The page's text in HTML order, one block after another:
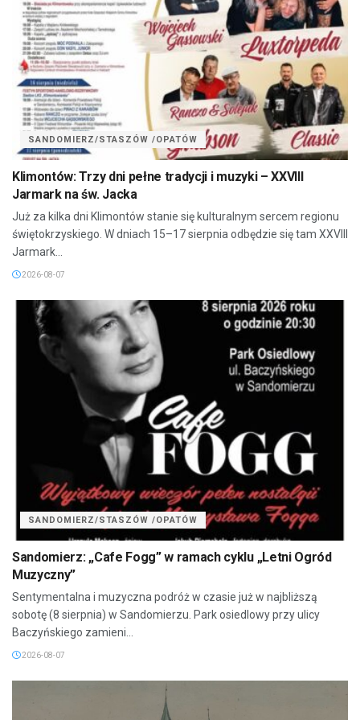
SANDOMIERZ/STASZÓW /OPATÓW
Klimontów: Trzy dni pełne tradycji i muzyki – XXVIII
Jarmark na św. Jacka
Już za kilka dni Klimontów stanie się kulturalnym sercem regionu
świętokrzyskiego. W dniach 15–17 sierpnia odbędzie się tam XXVIII
Jarmark...
2026-08-07
SANDOMIERZ/STASZÓW /OPATÓW
Sandomierz: „Cafe Fogg” w ramach cyklu „Letni Ogród
Muzyczny”
Sentymentalna i muzyczna podróż w czasie już w najbliższą
sobotę (8 sierpnia) w Sandomierzu. Park osiedlowy przy ulicy
Baczyńskiego zamieni...
2026-08-07